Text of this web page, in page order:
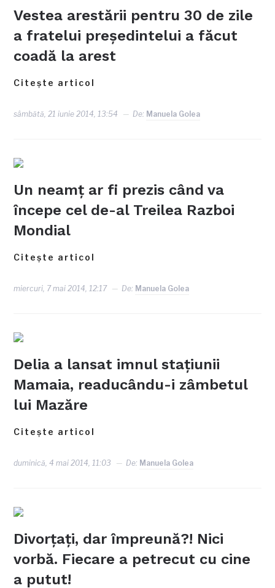
Vestea arestării pentru 30 de zile
a fratelui preşedintelui a făcut
coadă la arest
Citește articol
sâmbătă, 21 iunie 2014, 13:54 De: Manuela Golea
Un neamţ ar fi prezis când va
începe cel de-al Treilea Razboi
Mondial
Citește articol
miercuri, 7 mai 2014, 12:17 De: Manuela Golea
Delia a lansat imnul staţiunii
Mamaia, readucându-i zâmbetul
lui Mazăre
Citește articol
duminică, 4 mai 2014, 11:03 De: Manuela Golea
Divorţaţi, dar împreună?! Nici
vorbă. Fiecare a petrecut cu cine
a putut!